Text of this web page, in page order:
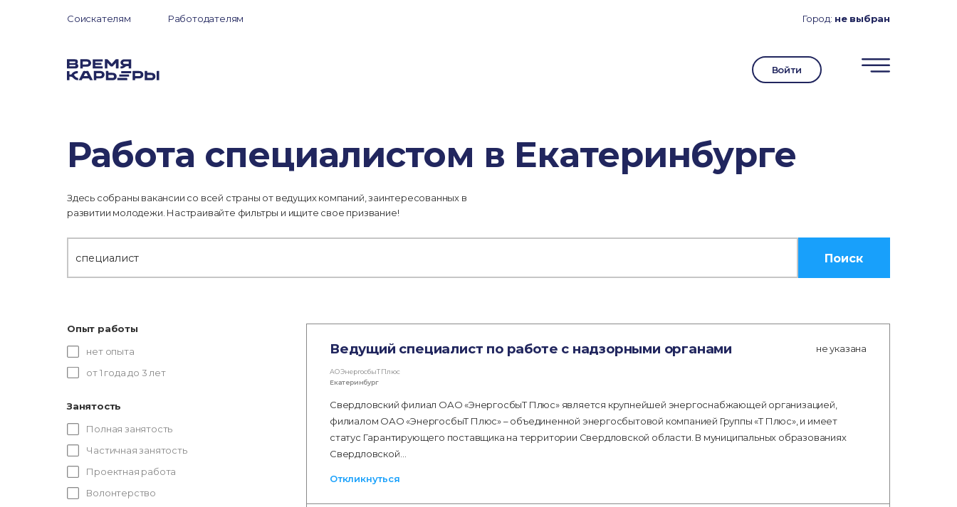
Соискателям Работодателям Город: не выбран
Войти
Работа специалистом в Екатеринбурге
Здесь собраны вакансии со всей страны от ведущих компаний, заинтересованных в
развитии молодежи. Настраивайте фильтры и ищите свое призвание!
Поиск
Опыт работы
нет опыта
от 1 года до 3 лет
Занятость
Полная занятость
Частичная занятость
Проектная работа
Волонтерство
Ведущий специалист по работе с надзорными органами не указана
АО ЭнергосбыТ Плюс
Екатеринбург
Свердловский филиал ОАО «ЭнергосбыТ Плюс» является крупнейшей энергоснабжающей организацией,
филиалом ОАО «ЭнергосбыТ Плюс» – объединенной энергосбытовой компанией Группы «Т Плюс», и имеет
статус Гарантирующего поставщика на территории Свердловской области. В муниципальных образованиях
Свердловской…
Откликнуться